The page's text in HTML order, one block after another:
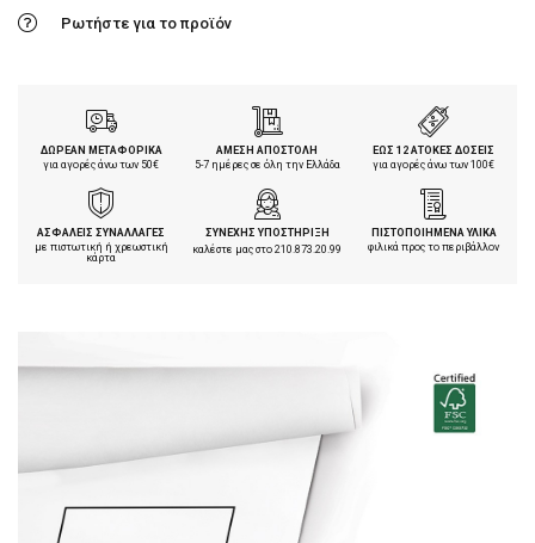
Ρωτήστε για το προϊόν
ΔΩΡΕΑΝ ΜΕΤΑΦΟΡΙΚΑ
για αγορές άνω των 50€
ΑΜΕΣΗ ΑΠΟΣΤΟΛΗ
5-7 ημέρες σε όλη την Ελλάδα
ΕΩΣ 12 ΑΤΟΚΕΣ ΔΟΣΕΙΣ
για αγορές άνω των 100€
ΑΣΦΑΛΕΙΣ ΣΥΝΑΛΛΑΓΕΣ
με πιστωτική ή χρεωστική
κάρτα
ΣΥΝΕΧΗΣ ΥΠΟΣΤΗΡΙΞΗ
καλέστε μας στο210.873.20.99
ΠΙΣΤΟΠΟΙΗΜΕΝΑ ΥΛΙΚΑ
φιλικά προς το περιβάλλον